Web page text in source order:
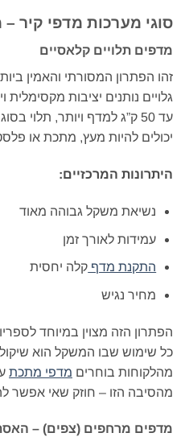
סוגי מערכות מדפי קיר
מדפים תלויים קלאסיים
זהו הפתרון המסורתי והאמין
גלויים נותנים יציבות
עד 50 ק”ג למדף ויותר,
יכולים להיות מעץ, מתכת או
היתרונות המרכזיים:
נשיאת משקל גבוהה מאוד
עמידות לאורך זמן
התקנת מדף קלה יחסית
מחיר נגיש
הפתרון הזה מצוין במיוחד
כל שימוש שבו המשקל הוא
מהלקוחות בוחרים מדפי מתכת
מהסיבה הזו – חוזק שאי אפשר
מדפים מרחפים (צפים) –